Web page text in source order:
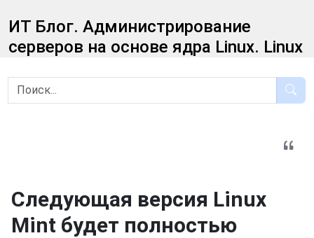
ИТ Блог. Администрирование
серверов на основе ядра Linux. Linux
Следующая версия Linux
Mint будет полностью